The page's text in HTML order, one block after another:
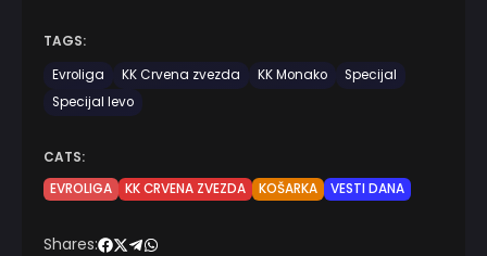
TAGS:
Evroliga
KK Crvena zvezda KK Monako
Specijal
Specijal levo
CATS:
EVROLIGA
KK CRVENA ZVEZDA KOŠARKA VESTI DANA
Shares: